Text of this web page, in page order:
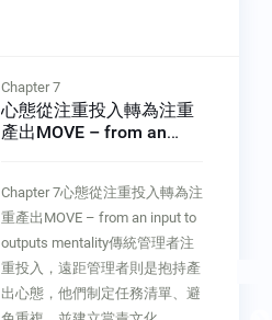
Chapter 7
心態從注重投入轉為注重
產出MOVE – from an
Chapter 7心態從注重投入轉為注
重產出MOVE – from an input to
outputs mentality傳統管理者注
重投入，遠距管理者則是抱持產
出心態，他們制定任務清單、避